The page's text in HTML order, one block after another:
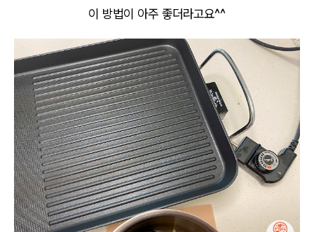
이 방법이 아주 좋더라고요^^